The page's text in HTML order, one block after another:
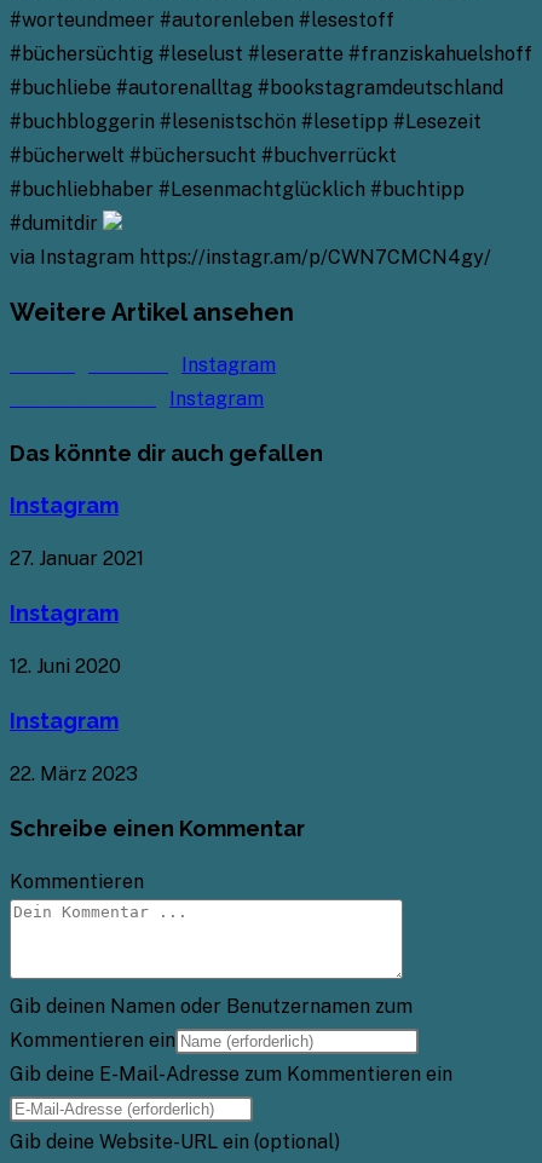
#worteundmeer #autorenleben #lesestoff
#büchersüchtig #leselust #leseratte #franziskahuelshoff
#buchliebe #autorenalltag #bookstagramdeutschland
#buchbloggerin #lesenistschön #lesetipp #Lesezeit
#bücherwelt #büchersucht #buchverrückt
#buchliebhaber #Lesenmachtglücklich #buchtipp
#dumitdir
via Instagram https://instagr.am/p/CWN7CMCN4gy/
Weitere Artikel ansehen
Instagram
Instagram
Das könnte dir auch gefallen
Instagram
27. Januar 2021
Instagram
12. Juni 2020
Instagram
22. März 2023
Schreibe einen Kommentar
Kommentieren
Gib deinen Namen oder Benutzernamen zum
Kommentieren ein
Gib deine E-Mail-Adresse zum Kommentieren ein
Gib deine Website-URL ein (optional)